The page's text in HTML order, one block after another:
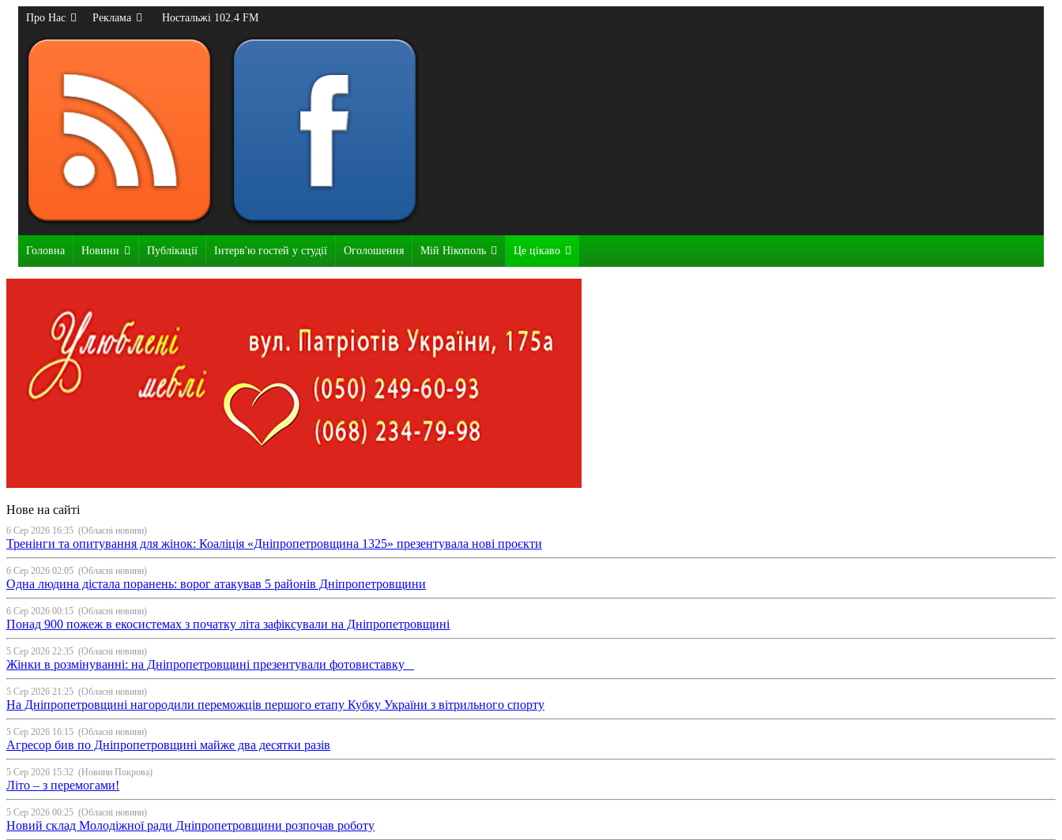
Про Нас Реклама Ностальжі 102.4 FM
Головна Новини Публікації Інтерв'ю гостей у студії Оголошення Мій Нікополь Це цікаво
Нове на сайті
6 Сер 2026 16:35 (Обласні новини)
Тренінги та опитування для жінок: Коаліція «Дніпропетровщина 1325» презентувала нові проєкти
6 Сер 2026 02:05 (Обласні новини)
Одна людина дістала поранень: ворог атакував 5 районів Дніпропетровщини
6 Сер 2026 00:15 (Обласні новини)
Понад 900 пожеж в екосистемах з початку літа зафіксували на Дніпропетровщині
5 Сер 2026 22:35 (Обласні новини)
Жінки в розмінуванні: на Дніпропетровщині презентували фотовиставку
5 Сер 2026 21:25 (Обласні новини)
На Дніпропетровщині нагородили переможців першого етапу Кубку України з вітрильного спорту
5 Сер 2026 16:15 (Обласні новини)
Агресор бив по Дніпропетровщині майже два десятки разів
5 Сер 2026 15:32 (Новини Покрова)
Літо – з перемогами!
5 Сер 2026 00:25 (Обласні новини)
Новий склад Молодіжної ради Дніпропетровщини розпочав роботу